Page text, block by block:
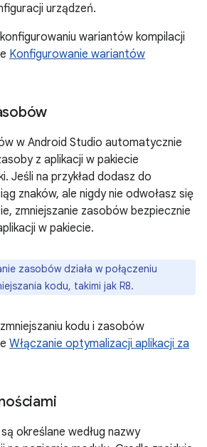
urządzeń.
wariantów kompilacji
Konfigurowanie wariantów
w Android Studio automatycznie
z aplikacji w pakiecie
Jeśli na przykład dodasz do
znaków, ale nigdy nie odwołasz się
zmniejszanie zasobów bezpiecznie
w pakiecie.
zasobów działa w połączeniu
kodu, takimi jak R8.
kodu i zasobów
Włączanie optymalizacji aplikacji za
określane według nazwy